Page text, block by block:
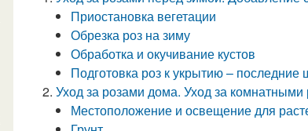
Приостановка вегетации
Обрезка роз на зиму
Обработка и окучивание кустов
Подготовка роз к укрытию – последние
Уход за розами дома. Уход за
Местоположение и освещение для